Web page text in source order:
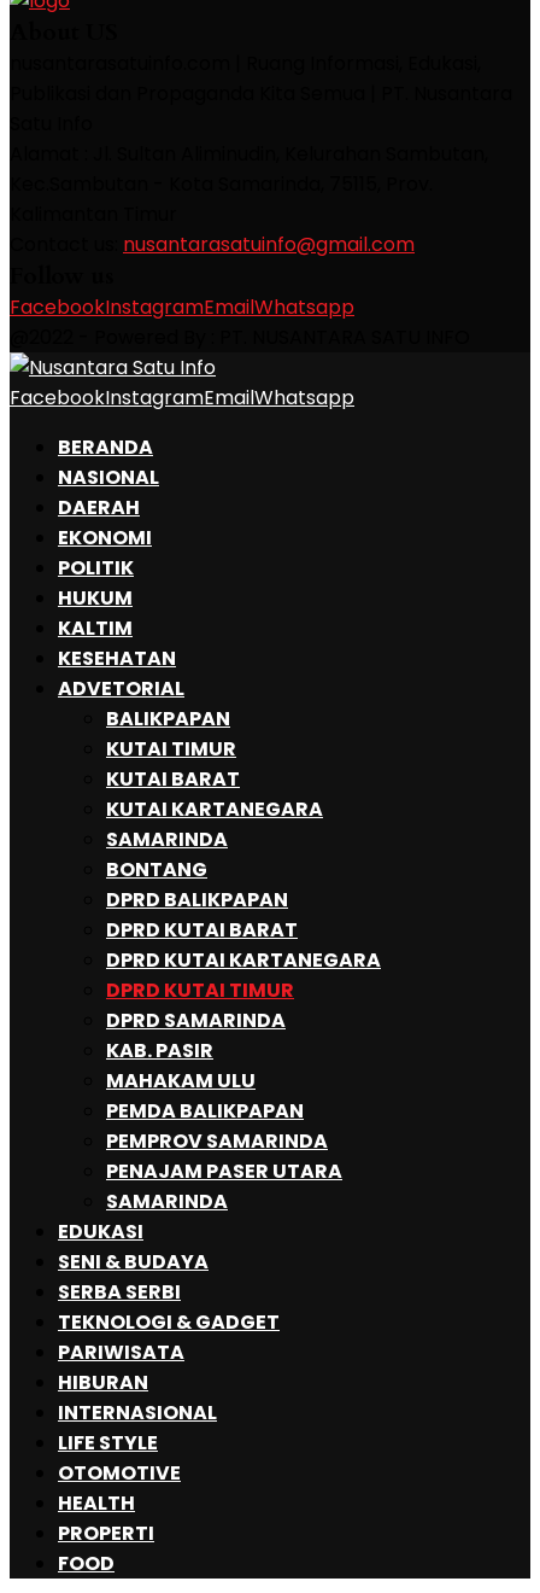
nusantarasatuinfo@gmail.com
FacebookInstagramEmailWhatsapp
FacebookInstagramEmailWhatsapp
BERANDA
NASIONAL
DAERAH
EKONOMI
POLITIK
HUKUM
KALTIM
KESEHATAN
ADVETORIAL
BALIKPAPAN
KUTAI TIMUR
KUTAI BARAT
KUTAI KARTANEGARA
SAMARINDA
BONTANG
DPRD BALIKPAPAN
DPRD KUTAI BARAT
DPRD KUTAI KARTANEGARA
DPRD KUTAI TIMUR
DPRD SAMARINDA
KAB. PASIR
MAHAKAM ULU
PEMDA BALIKPAPAN
PEMPROV SAMARINDA
PENAJAM PASER UTARA
SAMARINDA
EDUKASI
SENI & BUDAYA
SERBA SERBI
TEKNOLOGI & GADGET
PARIWISATA
HIBURAN
INTERNASIONAL
LIFE STYLE
OTOMOTIVE
HEALTH
PROPERTI
FOOD